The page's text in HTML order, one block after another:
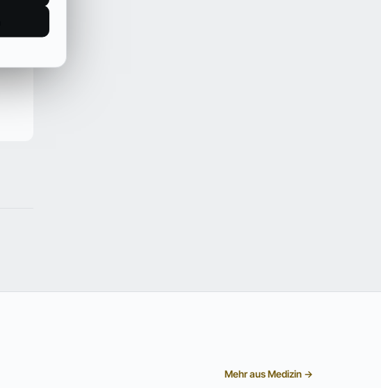
Mehr aus Medizin →